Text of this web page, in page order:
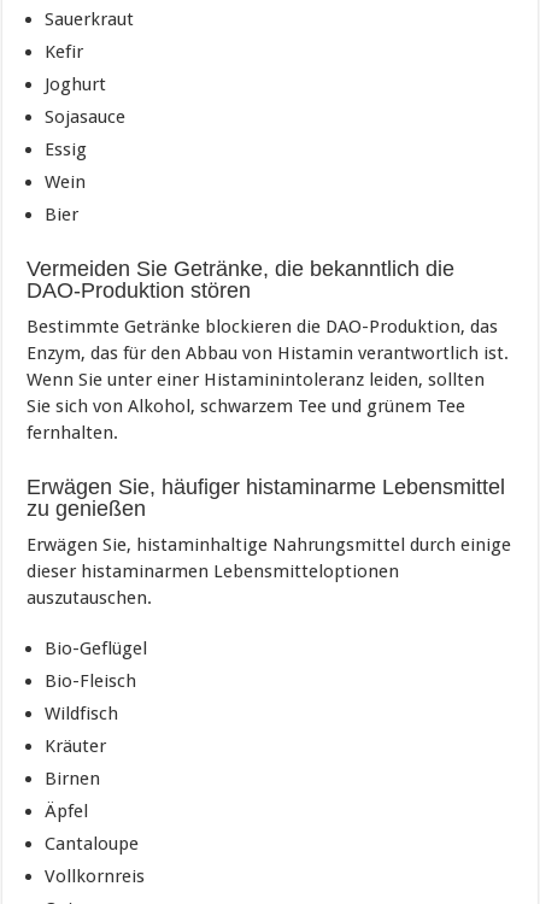
Sauerkraut
Kefir
Joghurt
Sojasauce
Essig
Wein
Bier
Vermeiden Sie Getränke, die bekanntlich die
DAO-Produktion stören
Bestimmte Getränke blockieren die DAO-Produktion, das
Enzym, das für den Abbau von Histamin verantwortlich ist.
Wenn Sie unter einer Histaminintoleranz leiden, sollten
Sie sich von Alkohol, schwarzem Tee und grünem Tee
fernhalten.
Erwägen Sie, häufiger histaminarme Lebensmittel
zu genießen
Erwägen Sie, histaminhaltige Nahrungsmittel durch einige
dieser histaminarmen Lebensmitteloptionen
auszutauschen.
Bio-Geflügel
Bio-Fleisch
Wildfisch
Kräuter
Birnen
Äpfel
Cantaloupe
Vollkornreis